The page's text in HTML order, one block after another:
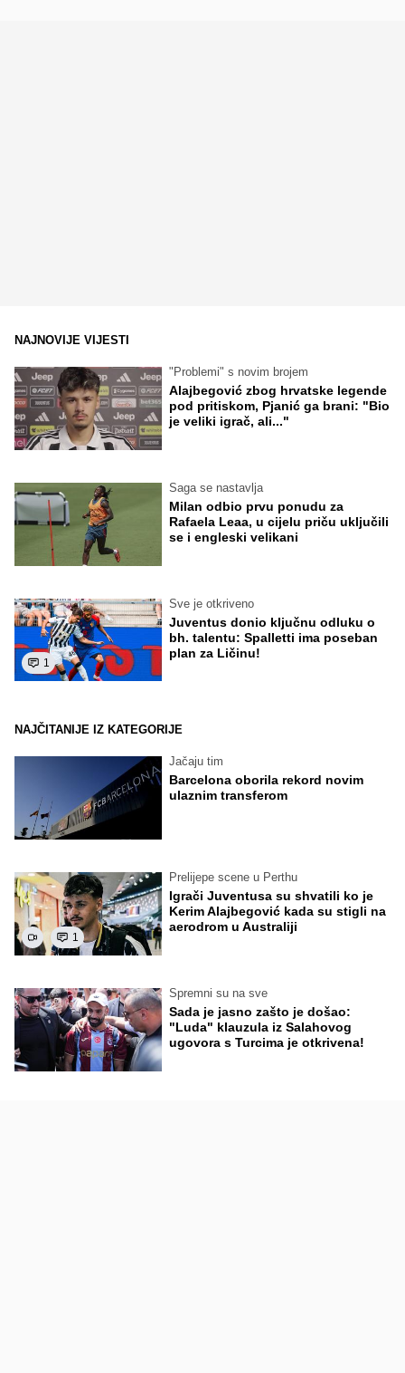
NAJNOVIJE VIJESTI
"Problemi" s novim brojem
Alajbegović zbog hrvatske legende
pod pritiskom, Pjanić ga brani: "Bio
je veliki igrač, ali..."
Saga se nastavlja
Milan odbio prvu ponudu za
Rafaela Leaa, u cijelu priču uključili
se i engleski velikani
1
Sve je otkriveno
Juventus donio ključnu odluku o
bh. talentu: Spalletti ima poseban
plan za Ličinu!
NAJČITANIJE IZ KATEGORIJE
Jačaju tim
Barcelona oborila rekord novim
ulaznim transferom
1
Prelijepe scene u Perthu
Igrači Juventusa su shvatili ko je
Kerim Alajbegović kada su stigli na
aerodrom u Australiji
Spremni su na sve
Sada je jasno zašto je došao:
"Luda" klauzula iz Salahovog
ugovora s Turcima je otkrivena!